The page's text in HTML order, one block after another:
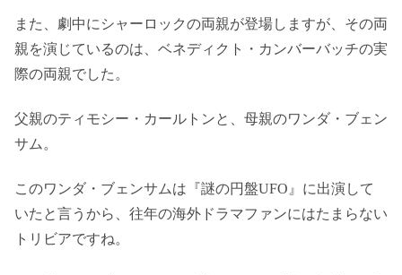
また、劇中にシャーロックの両親が登場しますが、その両
親を演じているのは、ベネディクト・カンバーバッチの実
際の両親でした。
父親のティモシー・カールトンと、母親のワンダ・ブェン
サム。
このワンダ・ブェンサムは『謎の円盤UFO』に出演して
いたと言うから、往年の海外ドラマファンにはたまらない
トリビアですね。